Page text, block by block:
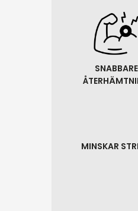
SNABBARE
MINSKAR